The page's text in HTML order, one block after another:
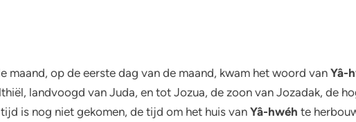
maand, op de eerste dag van de maand, kwam het woord vanYâ-
landvoogd van Juda, en tot Jozua, de zoon van Jozadak, de
is nog niet gekomen, de tijd om het huis van Yâ-hwéh te